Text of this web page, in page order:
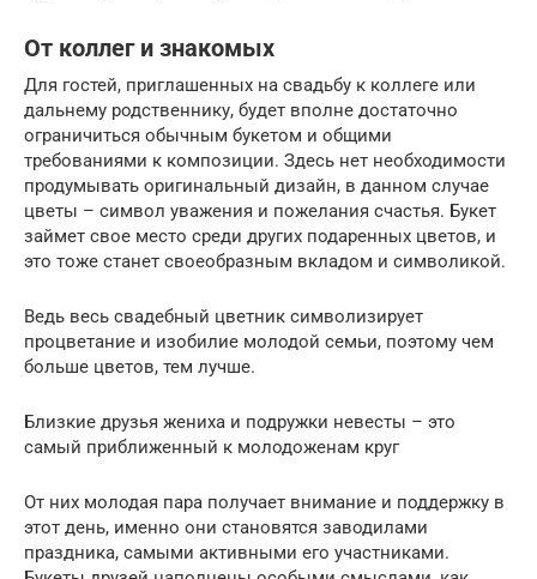
От коллег и знакомых
Для гостей, приглашенных на свадьбу к коллеге или
дальнему родственнику, будет вполне достаточно
ограничиться обычным букетом и общими
требованиями к композиции. Здесь нет необходимости
продумывать оригинальный дизайн, в данном случае
цветы – символ уважения и пожелания счастья. Букет
займет свое место среди других подаренных цветов, и
это тоже станет своеобразным вкладом и символикой.
Ведь весь свадебный цветник символизирует
процветание и изобилие молодой семьи, поэтому чем
больше цветов, тем лучше.
Близкие друзья жениха и подружки невесты – это
самый приближенный к молодоженам круг
От них молодая пара получает внимание и поддержку в
этот день, именно они становятся заводилами
праздника, самыми активными его участниками.